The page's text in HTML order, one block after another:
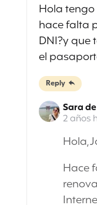
Hola
hace falta
DNI?y que
el
Reply
Sara
2 años
Hola,
Hace